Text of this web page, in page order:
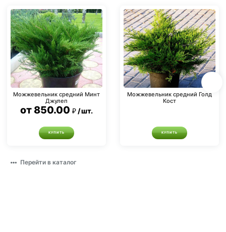
Можжевельник средний Минт
Джулеп
от 850.00 шт.
КУПИТЬ
Можжевельник средний Голд
Кост
КУПИТЬ
Перейти в каталог